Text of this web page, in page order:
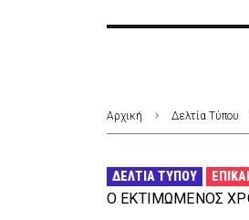
Αρχική Δελτία Τύπου
ΔΕΛΤΊΑ ΤΎΠΟΥ
Ο ΕΚΤΙΜΏΜΕΝΟΣ